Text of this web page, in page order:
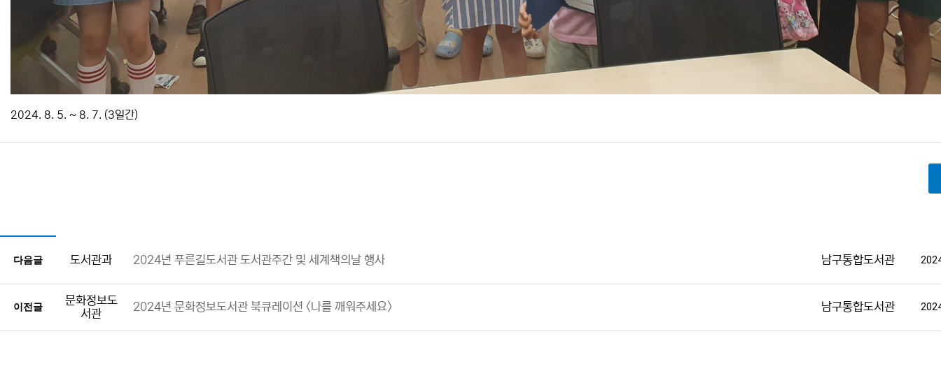
2024. 8. 5. ~ 8. 7. (3일간)
다음글 도서관과 2024년 푸른길도서관 도서관주간 및 세계책의날 행사 남구통합도서관
이전글
문화정보도
서관
2024년 문화정보도서관 북큐레이션 <나를 깨워주세요> 남구통합도서관